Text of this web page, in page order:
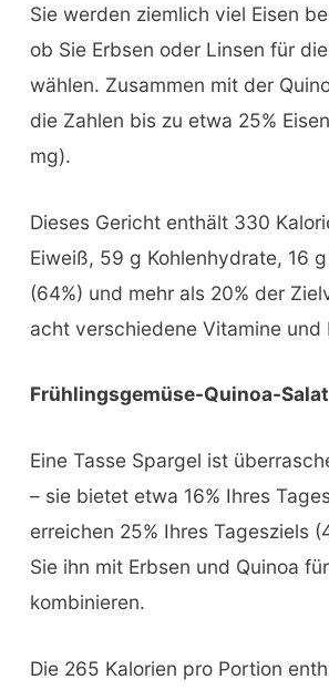
Sie werden ziemlich viel Eisen
ob Sie Erbsen oder Linsen für
wählen. Zusammen mit der
die Zahlen bis zu etwa 25%
mg).
Dieses Gericht enthält 330
Eiweiß, 59 g Kohlenhydrate, 16
(64%) und mehr als 20% der
acht verschiedene Vitamine und
Frühlingsgemüse-Quinoa-Salat
Eine Tasse Spargel ist
– sie bietet etwa 16% Ihres
erreichen 25% Ihres Tagesziels
Sie ihn mit Erbsen und Quinoa
kombinieren.
Die 265 Kalorien pro Portion